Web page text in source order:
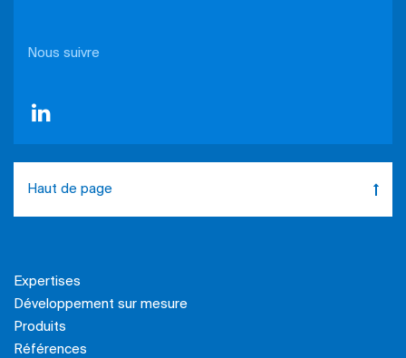
Nous suivre
Haut de page
Expertises
Développement sur mesure
Produits
Références